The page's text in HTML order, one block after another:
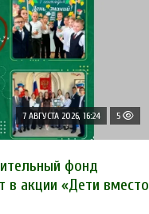
7 АВГУСТА 2026, 16:24 5
фонд
в акции «Дети вместо